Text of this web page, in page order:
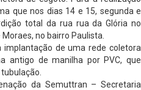
que nos dias 14 e 15, segunda e
total da rua rua da Glória no
no bairro Paulista.
implantação de uma rede coletora
antigo de manilha por PVC, que
da Semuttran – Secretaria